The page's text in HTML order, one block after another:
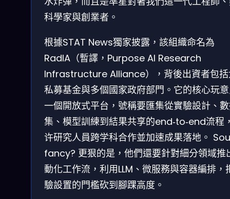
科學家與創業者。
根據STAT News獨家披露，該組織命名為
RadIA（暫譯，Purpose AI Research
Infrastructure Alliance），背後出資者包括
私募基金與多個國家政府部門。它的核心玩
一個開放式平台，號稱要匯集從實驗設計、
集、模型訓練到結果共享的end‑to‑end流程
许研究人員跨学科合作並加速成果落地。
fancy? 更狠的是，他們還要針對細分領域推
動化工作流，利用LLM、微服務與容器編排，
驗設置的門檻砍到腳踝高度。